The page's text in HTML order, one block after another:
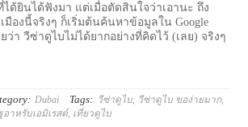
ด้ยินได้ฟังมา แต่เมื่อตัดสินใจว่าเอานะ ถึง
เมืองนี้จริงๆ ก็เริ่มต้นค้นหาข้อมูลใน Google
า วีซ่าดูไบไม่ได้ยากอย่างที่คิดไว้ (เลย) จริงๆ
Dubai Tags: วีซ่าดูไบ, วีซ่าดูไบ ของ่ายมาก,
อาหรับเอมิเรสต์, เที่ยวดูไบ